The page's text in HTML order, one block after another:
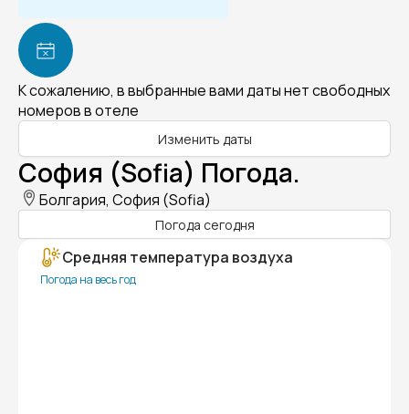
К сожалению, в выбранные вами даты нет свободных
номеров в отеле
Изменить даты
София (Sofia) Погода.
Болгария, София (Sofia)
Погода сегодня
Средняя температура воздуха
Погода на весь год